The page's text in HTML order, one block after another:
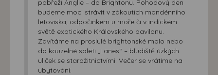
pobřeží Anglie – do Brightonu. Pohodový den
budeme moci strávit v zákoutích mondénního
letoviska, odpočinkem u moře či v indickém
světě exotického Královského pavilonu.
Zavítáme na proslulé brightonské molo nebo
do kouzelné spleti „Lanes“ – bludiště úzkých
uliček se starožitnictvími. Večer se vrátíme na
ubytování.